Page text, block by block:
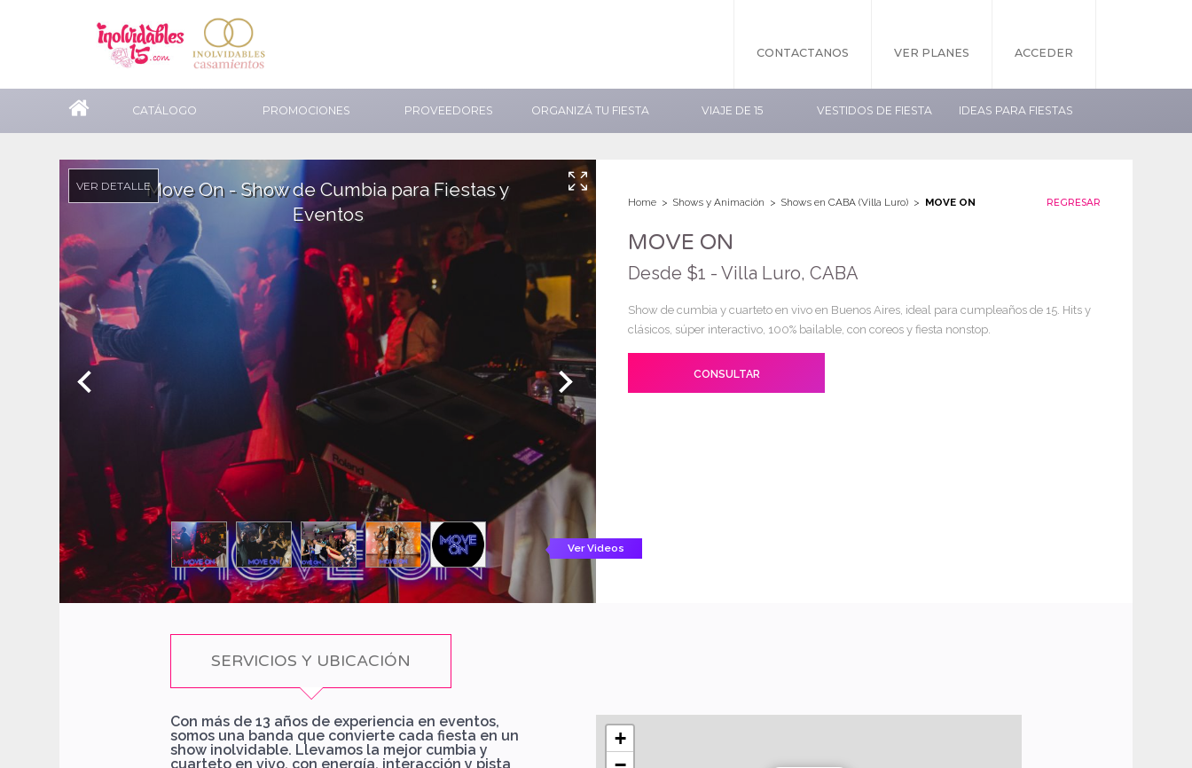
CONTACTANOS VER PLANES ACCEDER
CATÁLOGO PROMOCIONES PROVEEDORES ORGANIZÁ TU FIESTA VIAJE DE 15 VESTIDOS DE FIESTA IDEAS PARA FIESTAS
VER DETALLEMove On - Show de Cumbia para Fiestas y
Eventos
Ver Videos
REGRESAR
Home Shows y Animación Shows en CABA (Villa Luro) MOVE ON
MOVE ON
Desde $1 - Villa Luro, CABA
Show de cumbia y cuarteto en vivo en Buenos Aires, ideal para cumpleaños de 15. Hits y
clásicos, súper interactivo, 100% bailable, con coreos y fiesta nonstop.
CONSULTAR
SERVICIOS Y UBICACIÓN
Con más de 13 años de experiencia en eventos,
somos una banda que convierte cada fiesta en un
show inolvidable. Llevamos la mejor cumbia y
cuarteto en vivo, con energía, interacción y pista
+